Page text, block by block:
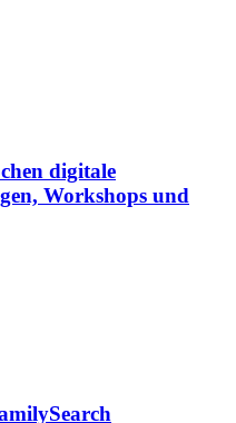
digitale
Workshops und